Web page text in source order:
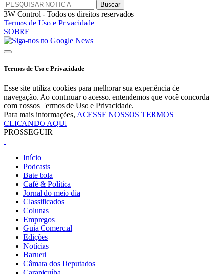
3W Control - Todos os direitos reservados
Termos de Uso e Privacidade
SOBRE
Termos de Uso e Privacidade
Esse site utiliza cookies para melhorar sua experiência de
navegação. Ao continuar o acesso, entendemos que você concorda
com nossos Termos de Uso e Privacidade.
Para mais informações, ACESSE NOSSOS TERMOS
CLICANDO AQUI
PROSSEGUIR
Início
Podcasts
Bate bola
Café & Política
Jornal do meio dia
Classificados
Colunas
Empregos
Guia Comercial
Edições
Notícias
Barueri
Câmara dos Deputados
Carapicuíba